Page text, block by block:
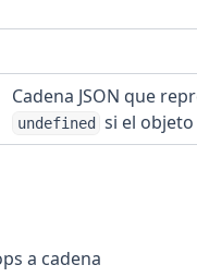
Cadena JSON que
undefined si el
a cadena